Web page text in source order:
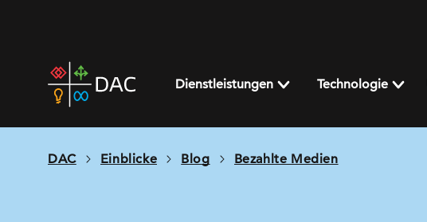
home
page
Dienstleistungen Technologie
DAC Einblicke Blog Bezahlte Medien